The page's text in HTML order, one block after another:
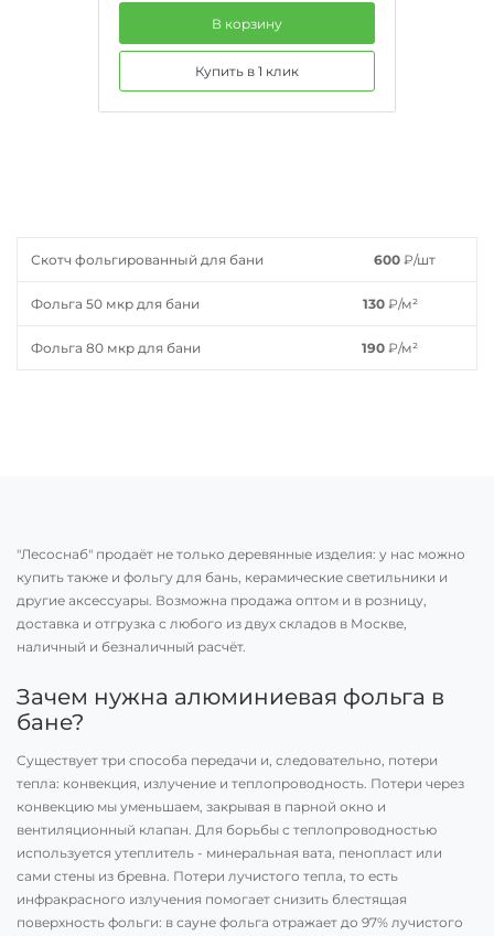
В корзину
Купить в 1 клик
Скотч фольгированный для бани 600 ₽/шт
Фольга 50 мкр для бани 130 ₽/м²
Фольга 80 мкр для бани 190 ₽/м²
"Лесоснаб" продаёт не только деревянные изделия: у нас можно
купить также и фольгу для бань, керамические светильники и
другие аксессуары. Возможна продажа оптом и в розницу,
доставка и отгрузка с любого из двух складов в Москве,
наличный и безналичный расчёт.
Зачем нужна алюминиевая фольга в
бане?
Существует три способа передачи и, следовательно, потери
тепла: конвекция, излучение и теплопроводность. Потери через
конвекцию мы уменьшаем, закрывая в парной окно и
вентиляционный клапан. Для борьбы с теплопроводностью
используется утеплитель - минеральная вата, пенопласт или
сами стены из бревна. Потери лучистого тепла, то есть
инфракрасного излучения помогает снизить блестящая
поверхность фольги: в сауне фольга отражает до 97% лучистого